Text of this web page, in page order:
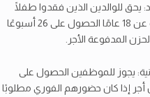
يحق للوالدين الذين فقدوا طفلًا
يقل عمره عن 18 عامًا الحصول على 26 أسبوعًا
المدفوعة الأجر.
يجوز للموظفين الحصول على
أجر إذا كان حضورهم الفوري مطلوبًا